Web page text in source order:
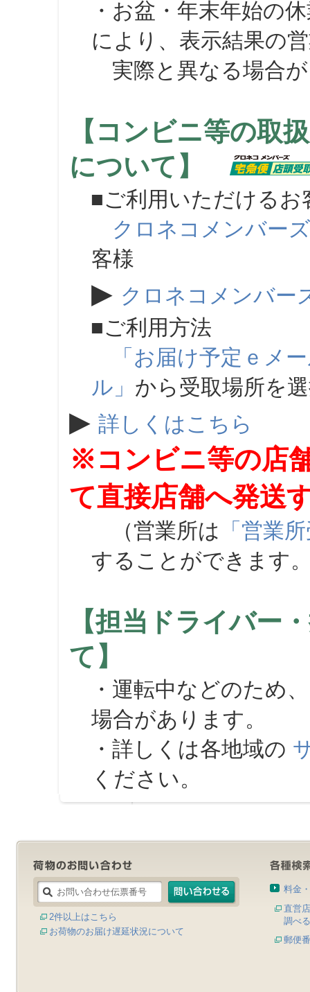
・お盆・年末年始の
により、表示結果の
実際と異なる場合が
【コンビニ等の取
について】
■ご利用いただけるお
クロネコメンバーズ
客様
▶ クロネコメンバー
■ご利用方法
「お届け予定ｅメ
ル」 から受取場所を
▶ 詳しくはこちら
※コンビニ等の店
て直接店舗へ発送
（営業所は 「営業
することができます
【担当ドライバー
て】
・運転中などのため
場合があります。
・詳しくは各地域の
ください。
2件以上はこちら
お荷物のお届け遅延状況について
料金
直営
調べる
郵便